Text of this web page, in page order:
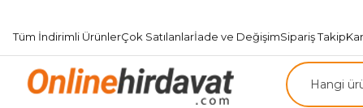
Tüm İndirimli ÜrünlerÇok Satılanlarİade ve DeğişimSipariş Takip